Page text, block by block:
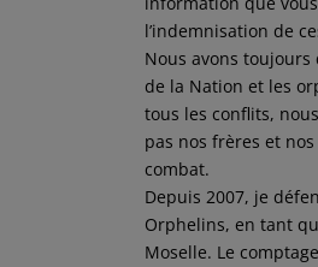
l’indemnisation de
Nous avons
de la Nation et les
tous les conflits,
pas nos frères et
combat.
Depuis 2007, je
Orphelins, en tant
Moselle. Le